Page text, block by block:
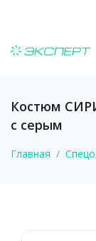
Костюм
с серым
Главная